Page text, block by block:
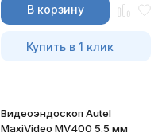
В корзину
Купить в 1 клик
Видеоэндоскоп Autel
MaxiVideo MV400 5.5 мм